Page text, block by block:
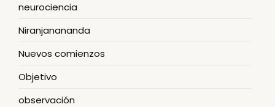
neurociencia
Niranjanananda
Nuevos comienzos
Objetivo
observación